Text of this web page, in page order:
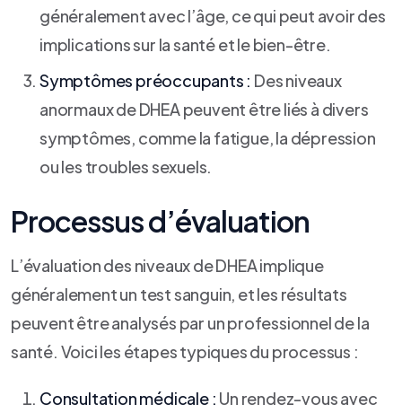
généralement avec l’âge, ce qui peut avoir des
implications sur la santé et le bien-être.
Symptômes préoccupants : Des niveaux
anormaux de DHEA peuvent être liés à divers
symptômes, comme la fatigue, la dépression
ou les troubles sexuels.
Processus d’évaluation
L’évaluation des niveaux de DHEA implique
généralement un test sanguin, et les résultats
peuvent être analysés par un professionnel de la
santé. Voici les étapes typiques du processus :
Consultation médicale : Un rendez-vous avec